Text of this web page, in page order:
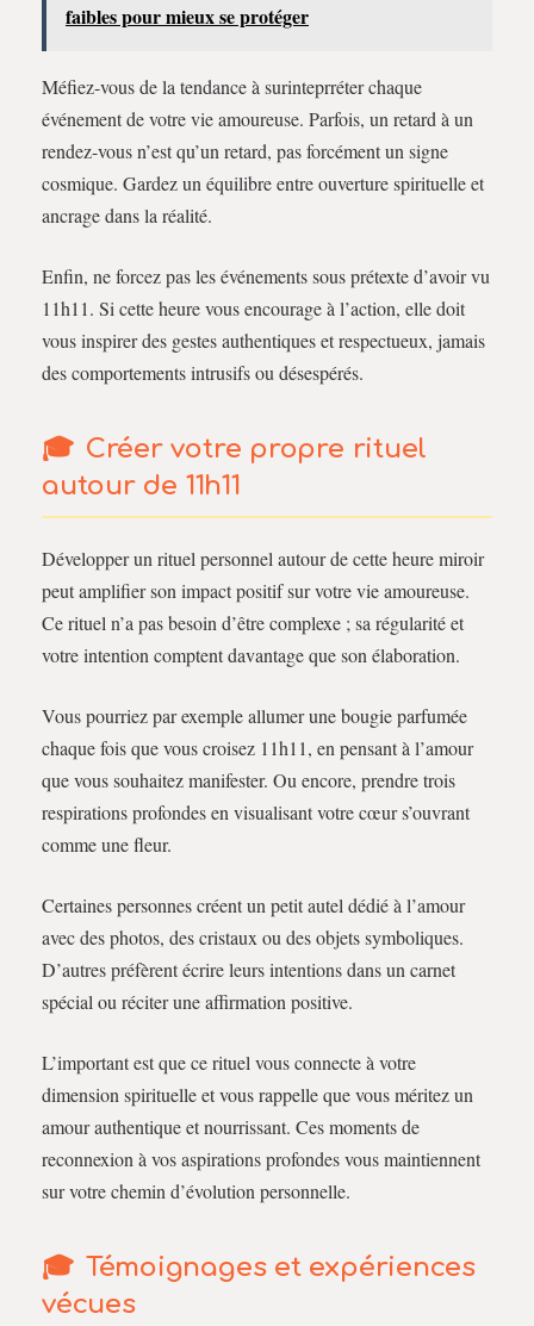
faibles pour mieux se protéger
Méfiez-vous de la tendance à surinteprréter chaque
événement de votre vie amoureuse. Parfois, un retard à un
rendez-vous n’est qu’un retard, pas forcément un signe
cosmique. Gardez un équilibre entre ouverture spirituelle et
ancrage dans la réalité.
Enfin, ne forcez pas les événements sous prétexte d’avoir vu
11h11. Si cette heure vous encourage à l’action, elle doit
vous inspirer des gestes authentiques et respectueux, jamais
des comportements intrusifs ou désespérés.
Créer votre propre rituel
autour de 11h11
Développer un rituel personnel autour de cette heure miroir
peut amplifier son impact positif sur votre vie amoureuse.
Ce rituel n’a pas besoin d’être complexe ; sa régularité et
votre intention comptent davantage que son élaboration.
Vous pourriez par exemple allumer une bougie parfumée
chaque fois que vous croisez 11h11, en pensant à l’amour
que vous souhaitez manifester. Ou encore, prendre trois
respirations profondes en visualisant votre cœur s’ouvrant
comme une fleur.
Certaines personnes créent un petit autel dédié à l’amour
avec des photos, des cristaux ou des objets symboliques.
D’autres préfèrent écrire leurs intentions dans un carnet
spécial ou réciter une affirmation positive.
L’important est que ce rituel vous connecte à votre
dimension spirituelle et vous rappelle que vous méritez un
amour authentique et nourrissant. Ces moments de
reconnexion à vos aspirations profondes vous maintiennent
sur votre chemin d’évolution personnelle.
Témoignages et expériences
vécues